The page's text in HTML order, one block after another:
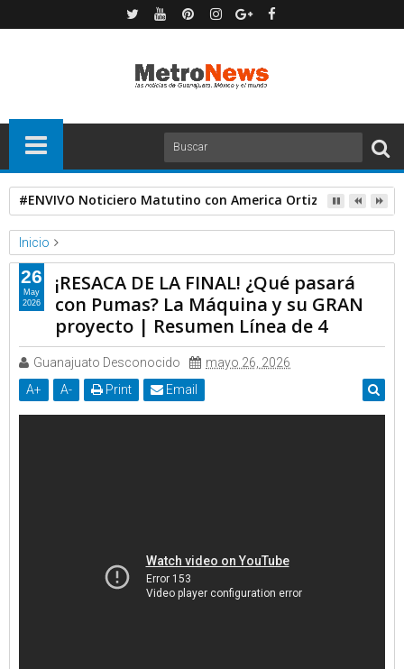
#ENVIVO Noticiero Matutino con America Ortiz
Inicio
Deportes
Telemundo Deportes
¡RESACA DE LA FINAL! ¿Qué pasará con Pumas? La Máquina y
su GRAN proyecto | Resumen Línea de 4
¡RESACA DE LA FINAL! ¿Qué pasará
con Pumas? La Máquina y su GRAN
proyecto | Resumen Línea de 4
Guanajuato Desconocido
mayo 26, 2026
A+ A- Print Email
26
May
2026